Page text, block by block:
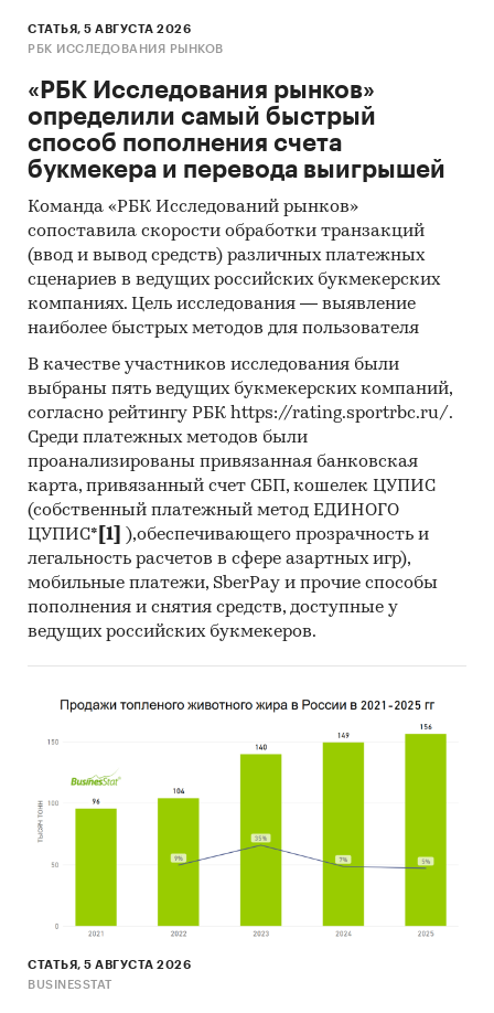
СТАТЬЯ, 5 АВГУСТА 2026
РБК ИССЛЕДОВАНИЯ РЫНКОВ
«РБК Исследования рынков»
определили самый быстрый
способ пополнения счета
букмекера и перевода выигрышей
Команда «РБК Исследований рынков»
сопоставила скорости обработки транзакций
(ввод и вывод средств) различных платежных
сценариев в ведущих российских букмекерских
компаниях. Цель исследования — выявление
наиболее быстрых методов для пользователя
В качестве участников исследования были
выбраны пять ведущих букмекерских компаний,
согласно рейтингу РБК https://rating.sportrbc.ru/.
Среди платежных методов были
проанализированы привязанная банковская
карта, привязанный счет СБП, кошелек ЦУПИС
(собственный платежный метод ЕДИНОГО
ЦУПИС* [1]
),обеспечивающего прозрачность и
легальность расчетов в сфере азартных игр),
мобильные платежи, SberPay и прочие способы
пополнения и снятия средств, доступные у
ведущих российских букмекеров.
СТАТЬЯ, 5 АВГУСТА 2026
BUSINESSTAT